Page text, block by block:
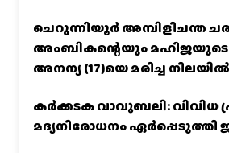
ചെറുന്നിയൂർ അമ്പിളിചന്ത
അംബികന്റെയും
അനന്യ (17)യെ മരിച്ച
കര്‍ക്കടക വാവുബലി: വിവിധ
മദ്യനിരോധനം ഏര്‍പ്പെടുത്തി